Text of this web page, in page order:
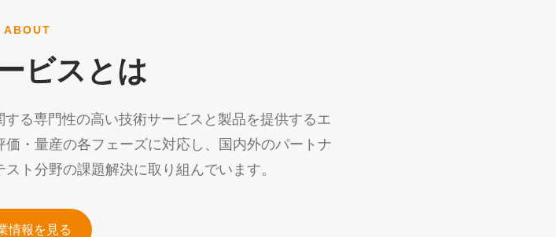
ABOUT
ビスとは
る専門性の高い技術サービスと製品を提供するエ
・量産の各フェーズに対応し、国内外のパートナ
ト分野の課題解決に取り組んでいます。
情報を見る